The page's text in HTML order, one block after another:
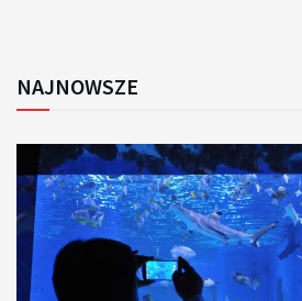
NAJNOWSZE